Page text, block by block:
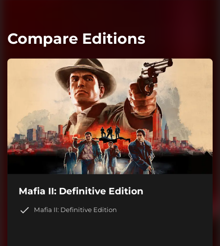
Compare Editions
Mafia II: Definitive Edition
Mafia II: Definitive Edition